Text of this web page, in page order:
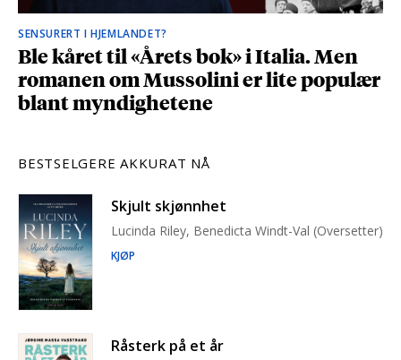
SENSURERT I HJEMLANDET?
Ble kåret til «Årets bok» i Italia. Men
romanen om Mussolini er lite populær
blant myndighetene
BESTSELGERE AKKURAT NÅ
Skjult skjønnhet
Lucinda Riley, Benedicta Windt-Val (Oversetter)
KJØP
Råsterk på et år